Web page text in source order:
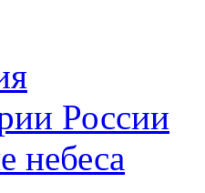
России
небеса